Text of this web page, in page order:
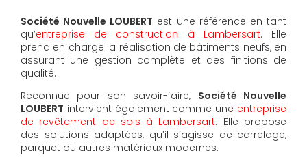
Société Nouvelle LOUBERT est une référence en tant
qu’entreprise de construction à Lambersart. Elle
prend en charge la réalisation de bâtiments neufs, en
assurant une gestion complète et des finitions de
qualité.
Reconnue pour son savoir-faire, Société Nouvelle
LOUBERT intervient également comme une entreprise
de revêtement de sols à Lambersart. Elle propose
des solutions adaptées, qu’il s’agisse de carrelage,
parquet ou autres matériaux modernes.